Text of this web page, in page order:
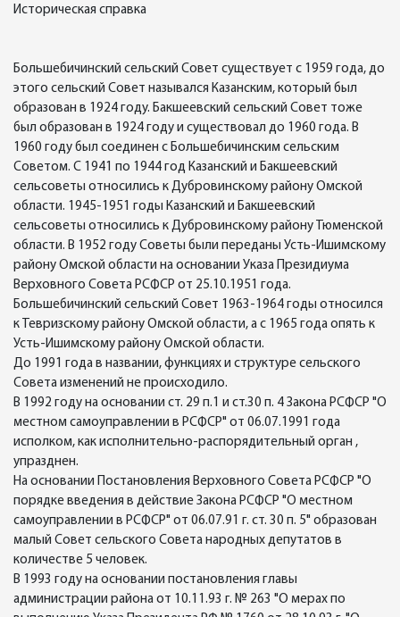
Историческая справка
Большебичинский сельский Совет существует с 1959 года, до
этого сельский Совет назывался Казанским, который был
образован в 1924 году. Бакшеевский сельский Совет тоже
был образован в 1924 году и существовал до 1960 года. В
1960 году был соединен с Большебичинским сельским
Советом. С 1941 по 1944 год Казанский и Бакшеевский
сельсоветы относились к Дубровинскому району Омской
области. 1945-1951 годы Казанский и Бакшеевский
сельсоветы относились к Дубровинскому району Тюменской
области. В 1952 году Советы были переданы Усть-Ишимскому
району Омской области на основании Указа Президиума
Верховного Совета РСФСР от 25.10.1951 года.
Большебичинский сельский Совет 1963-1964 годы относился
к Тевризскому району Омской области, а с 1965 года опять к
Усть-Ишимскому району Омской области.
До 1991 года в названии, функциях и структуре сельского
Совета изменений не происходило.
В 1992 году на основании ст. 29 п.1 и ст.30 п. 4 Закона РСФСР "О
местном самоуправлении в РСФСР" от 06.07.1991 года
исполком, как исполнительно-распорядительный орган ,
упразднен.
На основании Постановления Верховного Совета РСФСР "О
порядке введения в действие Закона РСФСР "О местном
самоуправлении в РСФСР" от 06.07.91 г. ст. 30 п. 5" образован
малый Совет сельского Совета народных депутатов в
количестве 5 человек.
В 1993 году на основании постановления главы
администрации района от 10.11.93 г. № 263 "О мерах по